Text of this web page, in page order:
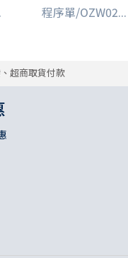
程序單/OZW02...
超商取貨付款